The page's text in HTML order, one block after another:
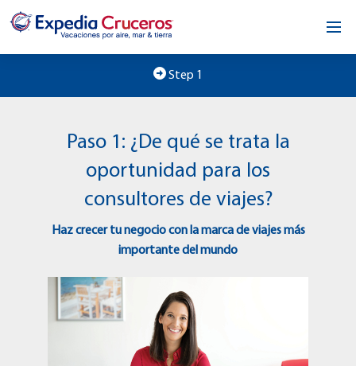
Acerca de nosotros
Step 1
Paso 1: ¿De qué se trata la
oportunidad para los
consultores de viajes?
Haz crecer tu negocio con la marca de viajes más
importante del mundo